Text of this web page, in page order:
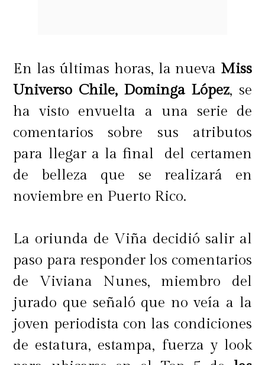
mi hermano.
De repente iba
caminando por la calle y se me
olvidaba así y decía: 'Ay, voy a llamar
a mi hermano para hacer esto'. Fue
muy brusco"
, cerró.
En las últimas horas, la nueva Miss
Universo Chile, Dominga López, se
ha visto envuelta a una serie de
comentarios sobre sus atributos
para llegar a la final del certamen
de belleza que se realizará en
noviembre en Puerto Rico.
La oriunda de Viña decidió salir al
paso para responder los comentarios
de Viviana Nunes, miembro del
jurado que señaló que no veía a la
joven periodista con las condiciones
de estatura, estampa, fuerza y look